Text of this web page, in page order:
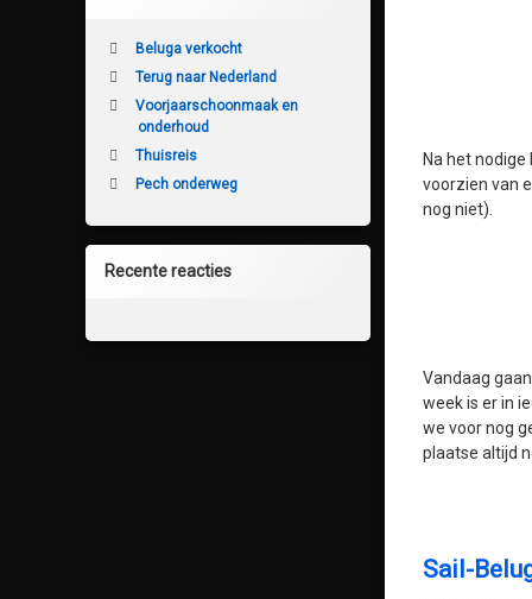
Na het
voorzien van
nog niet).
Vandaag
week is er in
we voor nog
plaatse altijd
Sail-
Beluga verkocht
Terug naar Nederland
Voorjaarschoonmaak en
onderhoud
Thuisreis
Pech onderweg
Recente reacties